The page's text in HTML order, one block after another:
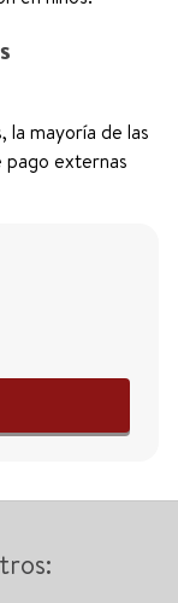
la mayoría de las
pago externas